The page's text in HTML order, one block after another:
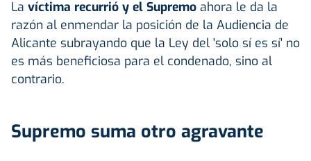
La víctima recurrió y el Supremo ahora le da la
razón al enmendar la posición de la Audiencia de
Alicante subrayando que la Ley del 'solo sí es sí' no
es más beneficiosa para el condenado, sino al
contrario.
Supremo suma otro agravante